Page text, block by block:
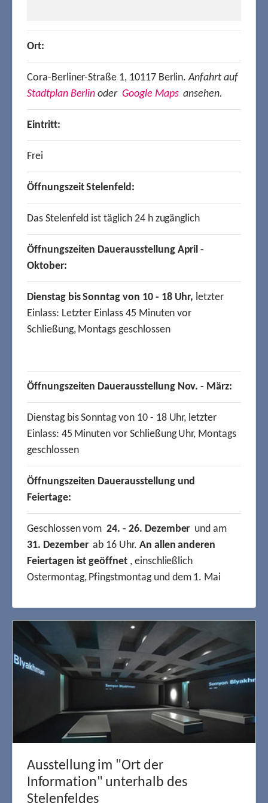
Ausstellung im "Ort der
Information" unterhalb des
Stelenfeldes
Ort:
Cora-Berliner-Straße 1, 10117 Berlin.Anfahrt auf
Stadtplan Berlin oder Google Mapsansehen.
Eintritt:
Frei
Öffnungszeit Stelenfeld:
Das Stelenfeld ist täglich 24 h zugänglich
Öffnungszeiten Dauerausstellung April -
Oktober:
Dienstag bis Sonntag von 10 - 18 Uhr, letzter
Einlass: Letzter Einlass 45 Minuten vor
Schließung, Montags geschlossen
Öffnungszeiten Dauerausstellung Nov. - März:
Dienstag bis Sonntag von 10 - 18 Uhr, letzter
Einlass: 45 Minuten vor Schließung Uhr, Montags
geschlossen
Öffnungszeiten Dauerausstellung und
Feiertage:
Geschlossen vom24. - 26. Dezember und am
31. Dezemberab 16 Uhr. An allen anderen
Feiertagen ist geöffnet, einschließlich
Ostermontag, Pfingstmontag und dem 1. Mai